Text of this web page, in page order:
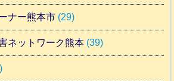
ナー熊本市 (29)
ネットワーク熊本 (39)